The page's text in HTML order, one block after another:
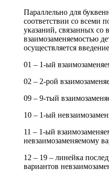
Параллельно для
соответствии со всеми
указаний, связанных со
взаимозаменяемостью
осуществляется
01 – 1-ый
02 – 2-рой
09 – 9-тый
10 – 1-ый
11 – 1-ый
невзаимозаменяемому
12 – 19 – линейка
вариантов